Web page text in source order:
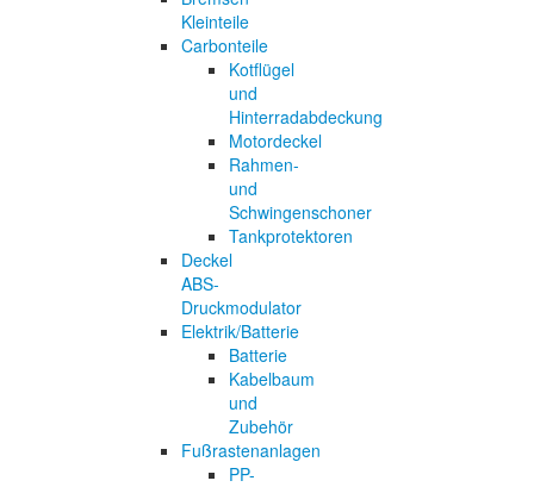
Kleinteile
Carbonteile
Kotflügel
und
Hinterradabdeckung
Motordeckel
Rahmen-
und
Schwingenschoner
Tankprotektoren
Deckel
ABS-
Druckmodulator
Elektrik/Batterie
Batterie
Kabelbaum
und
Zubehör
Fußrastenanlagen
PP-